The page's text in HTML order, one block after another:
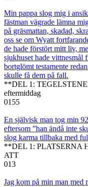
Min pappa slog mig i
fästman vägrade lämna
på gräsmattan, skadad,
oss se om Wyatt
de hade förstört mitt liv,
sjukhuset hade vittnesmål
bortglömt testamente
skulle få dem på fall.
**DEL 1:
eftermiddag
0155
En självisk man tog min
eftersom ”han ändå inte
slog karma tillbaka med
**DEL 1: PLATSERNA
ATT
013
Jag kom på min man med